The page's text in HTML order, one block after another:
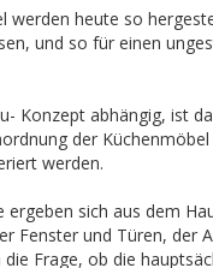
werden heute so
und so für einen
Konzept abhängig, ist
der
werden.
ergeben sich aus dem
Fenster und Türen, der
Frage, ob die